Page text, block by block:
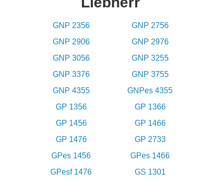
GNP 2356
GNP 2756
GNP 2906
GNP 2976
GNP 3056
GNP 3255
GNP 3376
GNP 3755
GNP 4355
GNPes 4355
GP 1356
GP 1366
GP 1456
GP 1466
GP 1476
GP 2733
GPes 1456
GPes 1466
GPesf 1476
GS 1301